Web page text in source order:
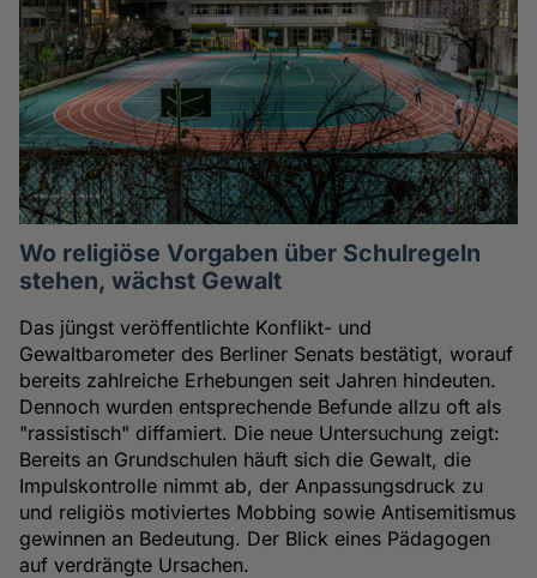
Wo religiöse Vorgaben über Schulregeln
stehen, wächst Gewalt
Das jüngst veröffentlichte Konflikt- und
Gewaltbarometer des Berliner Senats bestätigt, worauf
bereits zahlreiche Erhebungen seit Jahren hindeuten.
Dennoch wurden entsprechende Befunde allzu oft als
"rassistisch" diffamiert. Die neue Untersuchung zeigt:
Bereits an Grundschulen häuft sich die Gewalt, die
Impulskontrolle nimmt ab, der Anpassungsdruck zu
und religiös motiviertes Mobbing sowie Antisemitismus
gewinnen an Bedeutung. Der Blick eines Pädagogen
auf verdrängte Ursachen.